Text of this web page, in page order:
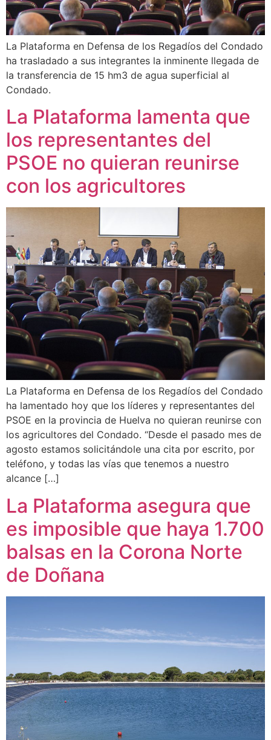
La Plataforma en Defensa de los Regadíos del Condado
ha trasladado a sus integrantes la inminente llegada de
la transferencia de 15 hm3 de agua superficial al
Condado.
La Plataforma lamenta que
los representantes del
PSOE no quieran reunirse
con los agricultores
La Plataforma en Defensa de los Regadíos del Condado
ha lamentado hoy que los líderes y representantes del
PSOE en la provincia de Huelva no quieran reunirse con
los agricultores del Condado. “Desde el pasado mes de
agosto estamos solicitándole una cita por escrito, por
teléfono, y todas las vías que tenemos a nuestro
alcance […]
La Plataforma asegura que
es imposible que haya 1.700
balsas en la Corona Norte
de Doñana